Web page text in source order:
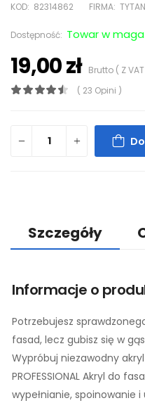
KOD: 82314862 FIRMA: TYTAN
Dostępność: Towar w
19,00 złBrutto ( Z VAT
( 23 Opini )
Szczegóły
Informacje o
Potrzebujesz
fasad, lecz gubisz się w
Wypróbuj niezawodny
PROFESSIONAL Akryl do
wypełnianie, spoinowanie